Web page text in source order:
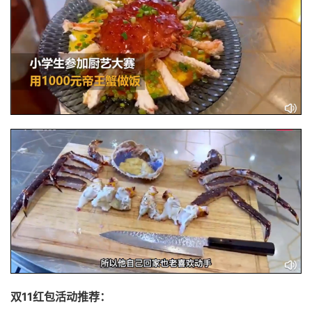
双11红包活动推荐：